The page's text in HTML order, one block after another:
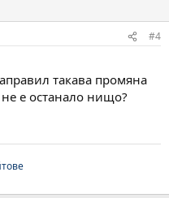
#4
такава промяна
е останало нищо?